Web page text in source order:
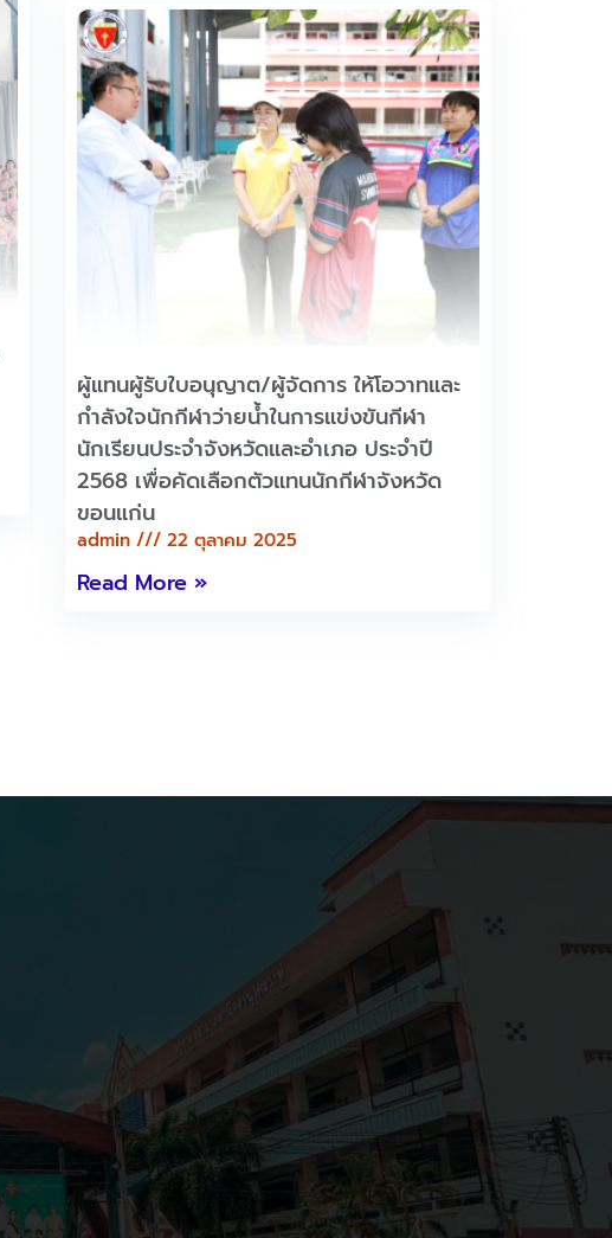
ผู้แทนผู้รับใบอนุญาต/ผู้จัดการ ให้โอวาทและ
กำลังใจนักกีฬาว่ายน้ำในการแข่งขันกีฬา
นักเรียนประจำจังหวัดและอำเภอ ประจำปี
2568 เพื่อคัดเลือกตัวแทนนักกีฬาจังหวัด
ขอนแก่น
admin 22 ตุลาคม 2025
Read More »